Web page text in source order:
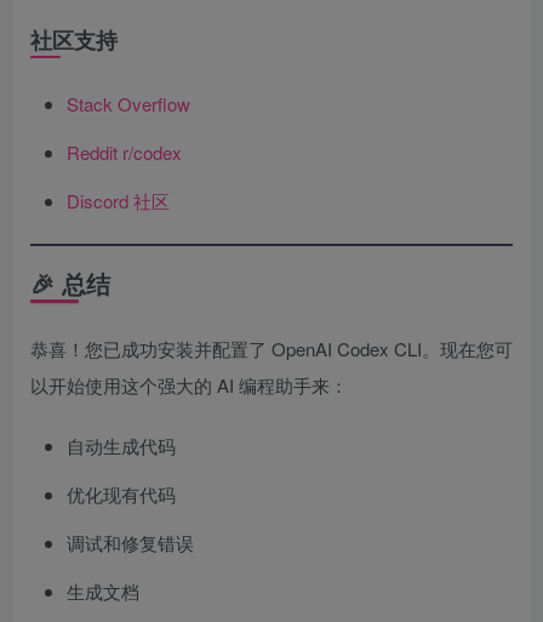
社区支持
Stack Overflow
Reddit r/codex
Discord 社区
🎉 总结
恭喜！您已成功安装并配置了 OpenAI Codex CLI。现在您可
以开始使用这个强大的 AI 编程助手来：
自动生成代码
优化现有代码
调试和修复错误
生成文档